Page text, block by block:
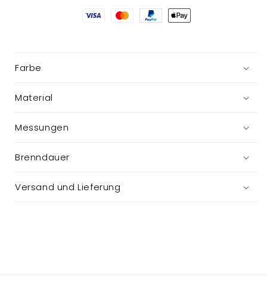
Glas
Farbe
Material
Messungen
Brenndauer
Versand und Lieferung